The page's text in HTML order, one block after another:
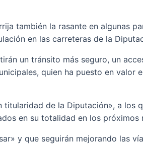
también la rasante en algunas
en las carreteras de la
un tránsito más seguro, un
quien ha puesto en
de la Diputación», a los
en su totalidad en los próximos
y que seguirán mejorando las